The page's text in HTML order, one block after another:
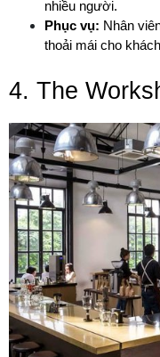
nhiều người.
Phục vụ: Nhân
thoải mái cho
4. The